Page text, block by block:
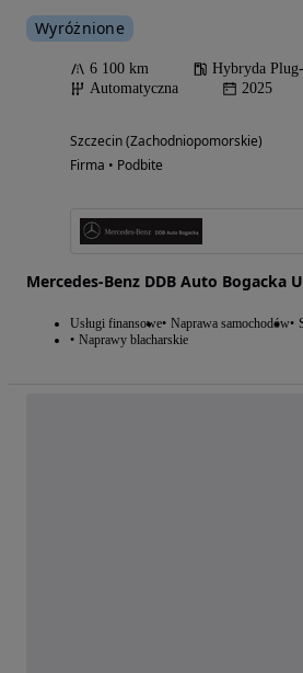
Wyróżnione
6 100 km
Hybryda
Automatyczna
2025
Szczecin (Zachodniopomorskie)
Firma • Podbite
Mercedes-Benz DDB Auto Bogacka
Usługi finansowe Naprawa samochodów
Naprawy blacharskie